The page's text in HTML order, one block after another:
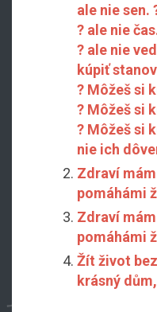
ale nie sen.
? ale nie
? ale nie
kúpiť
? Môžeš si
? Môžeš si
? Môžeš si
nie ich
Zdraví
pomáhámi
Zdraví
pomáhámi
Žít život
krásný